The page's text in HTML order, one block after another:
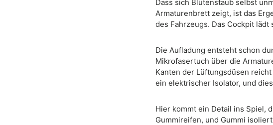
Dass sich Blütenstaub selbst
Armaturenbrett zeigt, ist das
des Fahrzeugs. Das Cockpit
Die Aufladung entsteht schon
Mikrofasertuch über die
Kanten der Lüftungsdüsen
ein elektrischer Isolator, und
Hier kommt ein Detail ins Spiel,
Gummireifen, und Gummi